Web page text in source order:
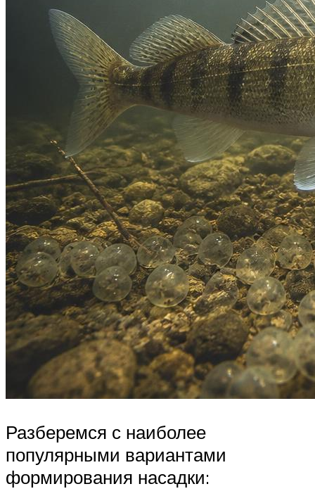
Разберемся с наиболее
популярными вариантами
формирования насадки: